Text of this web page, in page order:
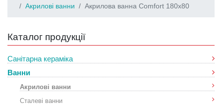
Акрилові ванни
Акрилова ванна Comfort 180x80
Каталог продукції
Санітарна кераміка
Ванни
Акрилові ванни
Сталеві ванни